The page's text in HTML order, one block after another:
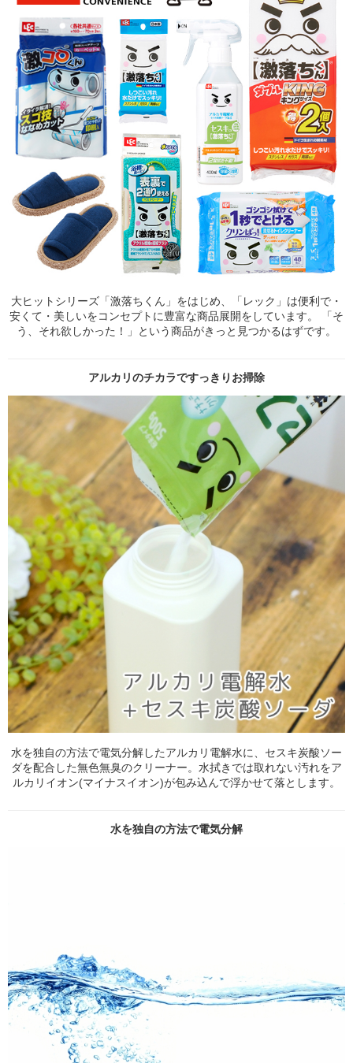
大ヒットシリーズ「激落ちくん」をはじめ、「レック」は便利で・
安くて・美しいをコンセプトに豊富な商品展開をしています。 「そ
う、それ欲しかった！」という商品がきっと見つかるはずです。
アルカリのチカラですっきりお掃除
水を独自の方法で電気分解したアルカリ電解水に、セスキ炭酸ソー
ダを配合した無色無臭のクリーナー。水拭きでは取れない汚れをア
ルカリイオン(マイナスイオン)が包み込んで浮かせて落とします。
水を独自の方法で電気分解